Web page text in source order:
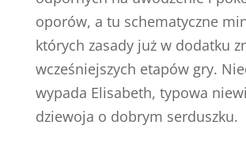
oporów, a tu schematyczne
których zasady już w dodatku
wcześniejszych etapów gry.
wypada Elisabeth, typowa
dziewoja o dobrym serduszku.